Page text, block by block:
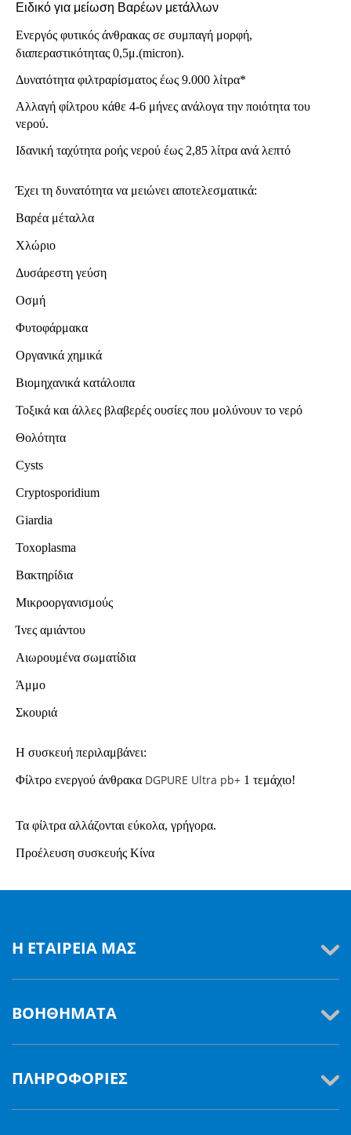
Ειδικό για μείωση Βαρέων μετάλλων
Ενεργός φυτικός άνθρακας σε συμπαγή μορφή,
διαπεραστικότητας 0,5μ.(micron).
Δυνατότητα φιλτραρίσματος έως 9.000 λίτρα*
Αλλαγή φίλτρου κάθε 4-6 μήνες ανάλογα την ποιότητα του
νερού.
Ιδανική ταχύτητα ροής νερού έως 2,85 λίτρα ανά λεπτό
Έχει τη δυνατότητα να μειώνει αποτελεσματικά:
Βαρέα μέταλλα
Χλώριο
Δυσάρεστη γεύση
Οσμή
Φυτοφάρμακα
Οργανικά χημικά
Βιομηχανικά κατάλοιπα
Τοξικά και άλλες βλαβερές ουσίες που μολύνουν το νερό
Θολότητα
Cysts
Cryptosporidium
Giardia
Toxoplasma
Bακτηρίδια
Μικροοργανισμούς
Ίνες αμιάντου
Αιωρουμένα σωματίδια
Άμμο
Σκουριά
Η συσκευή περιλαμβάνει:
Φίλτρο ενεργού άνθρακα DGPURE Ultra pb+ 1 τεμάχιo!
Τα φίλτρα αλλάζονται εύκολα, γρήγορα.
Προέλευση συσκευής Κίνα
Η ΕΤΑΙΡΕΊΑ ΜΑΣ
ΒΟΗΘΉΜΑΤΑ
ΠΛΗΡΟΦΟΡΊΕΣ